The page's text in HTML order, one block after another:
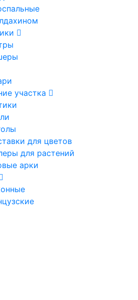
участка
для цветов
для растений
арки